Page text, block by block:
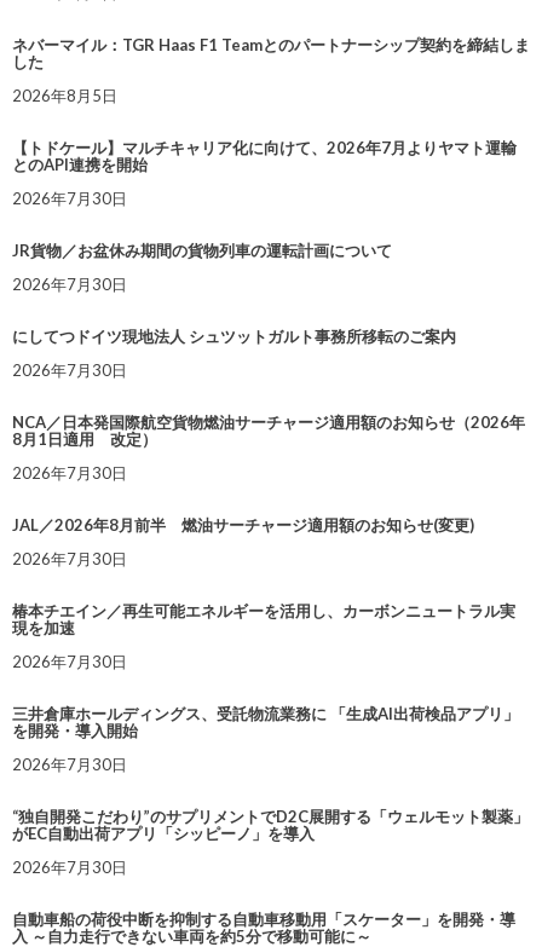
ネバーマイル：TGR Haas F1 Teamとのパートナーシップ契約を締結しま
した
2026年8月5日
【トドケール】マルチキャリア化に向けて、2026年7月よりヤマト運輸
とのAPI連携を開始
2026年7月30日
JR貨物／お盆休み期間の貨物列車の運転計画について
2026年7月30日
にしてつドイツ現地法人 シュツットガルト事務所移転のご案内
2026年7月30日
NCA／日本発国際航空貨物燃油サーチャージ適用額のお知らせ（2026年
8月1日適用 改定）
2026年7月30日
JAL／2026年8月前半 燃油サーチャージ適用額のお知らせ(変更)
2026年7月30日
椿本チエイン／再生可能エネルギーを活用し、カーボンニュートラル実
現を加速
2026年7月30日
三井倉庫ホールディングス、受託物流業務に 「生成AI出荷検品アプリ」
を開発・導入開始
2026年7月30日
“独自開発こだわり”のサプリメントでD2C展開する「ウェルモット製薬」
がEC自動出荷アプリ「シッピーノ」を導入
2026年7月30日
自動車船の荷役中断を抑制する自動車移動用「スケーター」を開発・導
入 ～自力走行できない車両を約5分で移動可能に～